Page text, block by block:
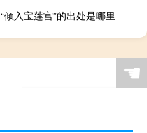
“倾入宝莲宫”的出处是哪里
☚